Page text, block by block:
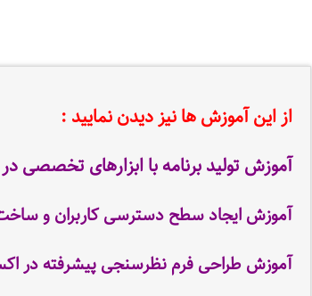
از این آموزش ها نیز دیدن نمایید :
آموزش تولید برنامه با ابزارهای تخصصی
آموزش ایجاد سطح دسترسی کاربران و
آموزش طراحی فرم نظرسنجی پیشرفته در